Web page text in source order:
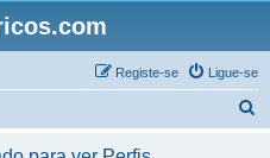
Ligue-se
Registe-se